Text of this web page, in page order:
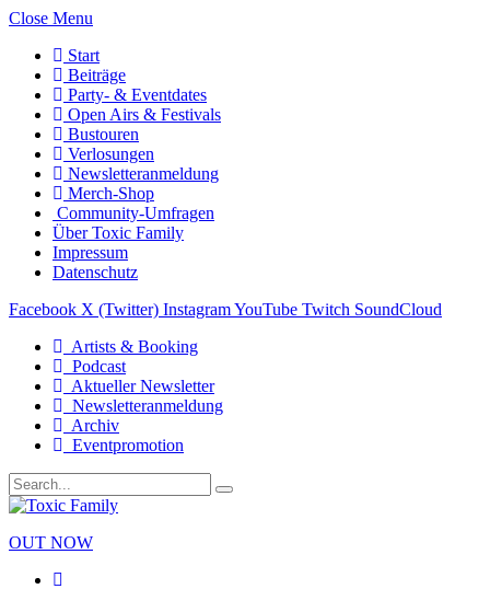
Close Menu
Start
Beiträge
Party- & Eventdates
Open Airs & Festivals
Bustouren
Verlosungen
Newsletteranmeldung
Merch-Shop
Community-Umfragen
Über Toxic Family
Impressum
Datenschutz
Facebook X (Twitter) InstagramYouTube Twitch SoundCloud
Artists & Booking
Podcast
Aktueller Newsletter
Newsletteranmeldung
Archiv
Eventpromotion
OUT NOW